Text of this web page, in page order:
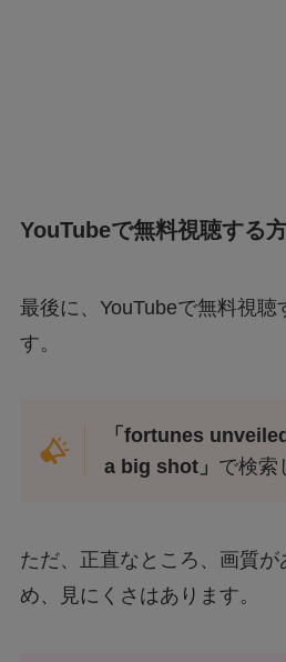
YouTubeで無料視聴する
最後に、YouTubeで無料視聴
す。
「fortunes
a big shot」 で検索
ただ、正直なところ、画質が
め、見にくさはあります。